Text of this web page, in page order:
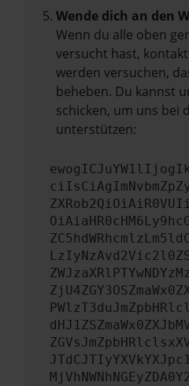
Wende dich an den
Wenn du alle oben
versucht hast,
werden versuchen,
beheben. Du kannst
schicken, um uns bei
unterstützen: